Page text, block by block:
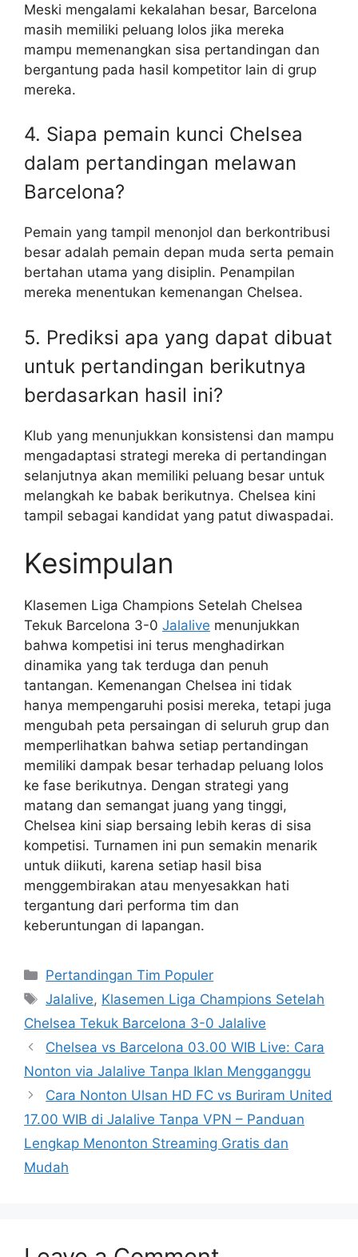
Meski mengalami kekalahan besar, Barcelona
masih memiliki peluang lolos jika mereka
mampu memenangkan sisa pertandingan dan
bergantung pada hasil kompetitor lain di grup
mereka.
4. Siapa pemain kunci Chelsea
dalam pertandingan melawan
Barcelona?
Pemain yang tampil menonjol dan berkontribusi
besar adalah pemain depan muda serta pemain
bertahan utama yang disiplin. Penampilan
mereka menentukan kemenangan Chelsea.
5. Prediksi apa yang dapat dibuat
untuk pertandingan berikutnya
berdasarkan hasil ini?
Klub yang menunjukkan konsistensi dan mampu
mengadaptasi strategi mereka di pertandingan
selanjutnya akan memiliki peluang besar untuk
melangkah ke babak berikutnya. Chelsea kini
tampil sebagai kandidat yang patut diwaspadai.
Kesimpulan
Klasemen Liga Champions Setelah Chelsea
Tekuk Barcelona 3-0 Jalalive menunjukkan
bahwa kompetisi ini terus menghadirkan
dinamika yang tak terduga dan penuh
tantangan. Kemenangan Chelsea ini tidak
hanya mempengaruhi posisi mereka, tetapi juga
mengubah peta persaingan di seluruh grup dan
memperlihatkan bahwa setiap pertandingan
memiliki dampak besar terhadap peluang lolos
ke fase berikutnya. Dengan strategi yang
matang dan semangat juang yang tinggi,
Chelsea kini siap bersaing lebih keras di sisa
kompetisi. Turnamen ini pun semakin menarik
untuk diikuti, karena setiap hasil bisa
menggembirakan atau menyesakkan hati
tergantung dari performa tim dan
keberuntungan di lapangan.
Categories
Pertandingan Tim Populer
Tags
Jalalive, Klasemen Liga Champions Setelah
Chelsea Tekuk Barcelona 3-0 Jalalive
Chelsea vs Barcelona 03.00 WIB Live: Cara
Nonton via Jalalive Tanpa Iklan Mengganggu
Cara Nonton Ulsan HD FC vs Buriram United
17.00 WIB di Jalalive Tanpa VPN – Panduan
Lengkap Menonton Streaming Gratis dan
Mudah